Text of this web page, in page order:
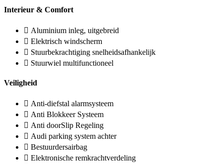
Interieur & Comfort
Aluminium inleg, uitgebreid
Elektrisch windscherm
Stuurbekrachtiging snelheidsafhankelijk
Stuurwiel multifunctioneel
Veiligheid
Anti-diefstal alarmsysteem
Anti Blokkeer Systeem
Anti doorSlip Regeling
Audi parking system achter
Bestuurdersairbag
Elektronische remkrachtverdeling